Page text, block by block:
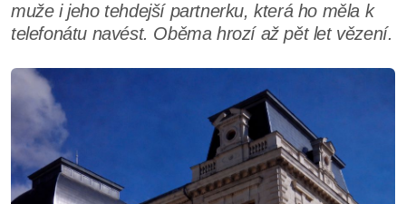
muže i jeho tehdejší partnerku, která ho měla k
telefonátu navést. Oběma hrozí až pět let vězení.